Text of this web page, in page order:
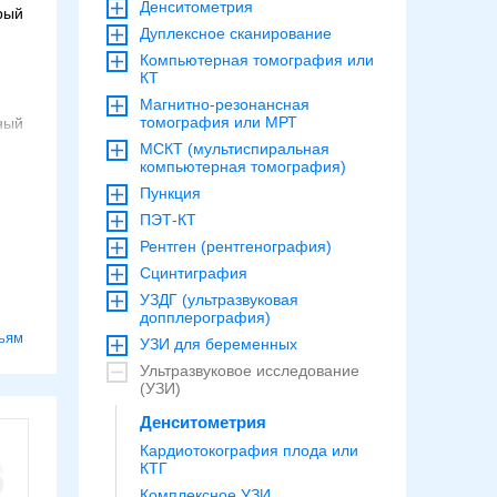
Денситометрия
Дуплексное сканирование
Компьютерная томография или
КТ
Магнитно-резонансная
томография или МРТ
МСКТ (мультиспиральная
компьютерная томография)
Пункция
ПЭТ-КТ
Рентген (рентгенография)
Сцинтиграфия
УЗДГ (ультразвуковая
допплерография)
УЗИ для беременных
Ультразвуковое исследование
(УЗИ)
Денситометрия
Кардиотокография плода или
КТГ